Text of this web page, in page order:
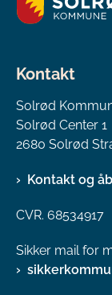
Kontakt
Solrød
Solrød Center 1
2680 Solrød
Kontakt og
CVR. 68534917
Sikker mail for